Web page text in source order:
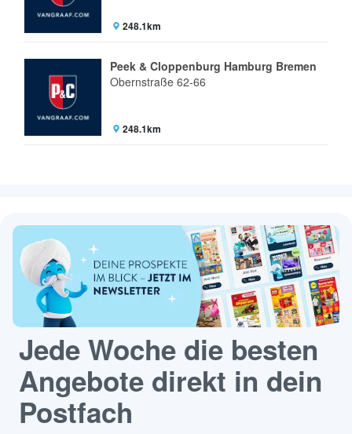
248.1km
Peek & Cloppenburg Hamburg Bremen
Obernstraße 62-66
248.1km
Jede Woche die besten
Angebote direkt in dein
Postfach